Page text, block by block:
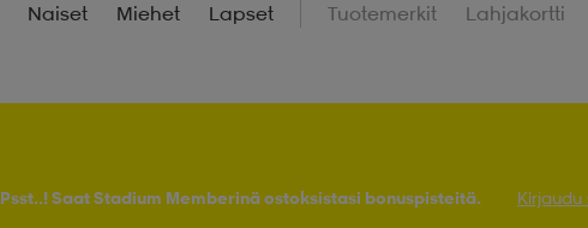
Naiset Miehet Lapset Tuotemerkit Lahjakortti
Psst..! Saat Stadium Memberinä ostoksistasi bonuspisteitä. Kirjaudu